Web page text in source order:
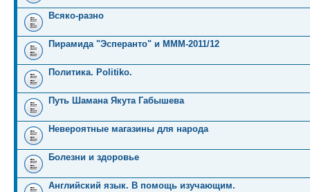
Всяко-разно
Пирамида "Эсперанто" и MMM-2011/12
Политика. Politiko.
Путь Шамана Якута Габышева
Невероятные магазины для народа
Болезни и здоровье
Английский язык. В помощь изучающим.